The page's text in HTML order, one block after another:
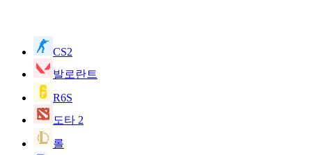
CS2
발로란트
R6S
도타 2
롤